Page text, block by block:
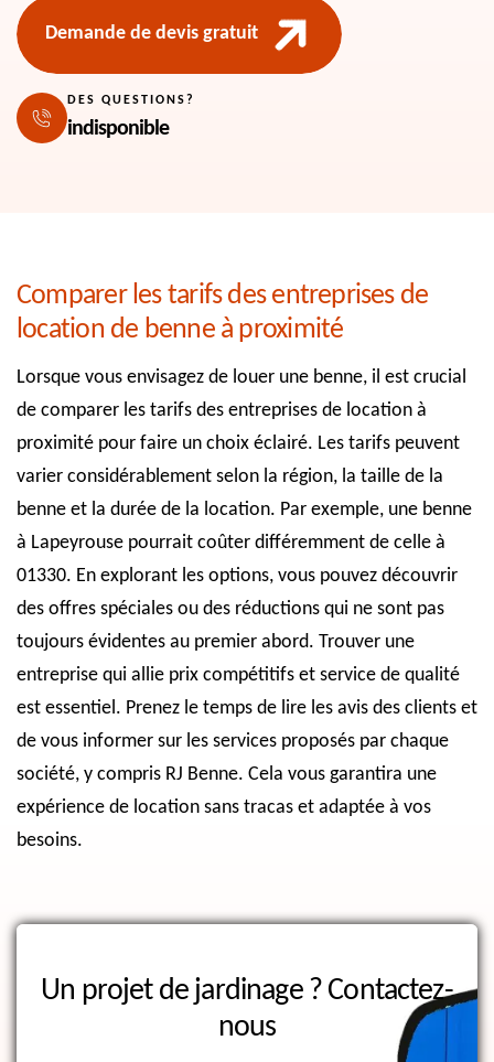
Demande de devis gratuit
DES QUESTIONS?
indisponible
Comparer les tarifs des entreprises de
location de benne à proximité
Lorsque vous envisagez de louer une benne, il est crucial
de comparer les tarifs des entreprises de location à
proximité pour faire un choix éclairé. Les tarifs peuvent
varier considérablement selon la région, la taille de la
benne et la durée de la location. Par exemple, une benne
à Lapeyrouse pourrait coûter différemment de celle à
01330. En explorant les options, vous pouvez découvrir
des offres spéciales ou des réductions qui ne sont pas
toujours évidentes au premier abord. Trouver une
entreprise qui allie prix compétitifs et service de qualité
est essentiel. Prenez le temps de lire les avis des clients et
de vous informer sur les services proposés par chaque
société, y compris RJ Benne. Cela vous garantira une
expérience de location sans tracas et adaptée à vos
besoins.
Un projet de jardinage ? Contactez-
nous